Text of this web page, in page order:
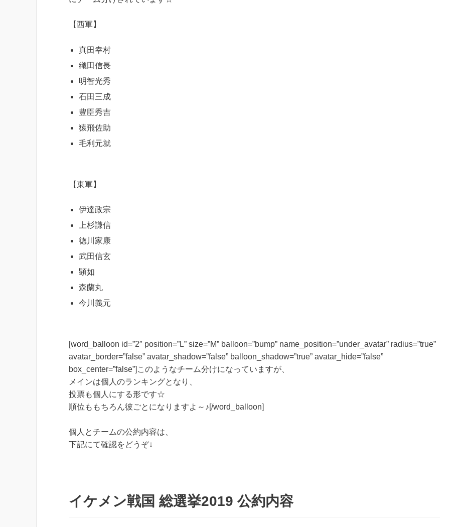
【西軍】
真田幸村
織田信長
明智光秀
石田三成
豊臣秀吉
猿飛佐助
毛利元就
【東軍】
伊達政宗
上杉謙信
徳川家康
武田信玄
顕如
森蘭丸
今川義元
[word_balloon id=”2″ position=”L” size=”M” balloon=”bump” name_position=”under_avatar” radius=”true”
avatar_border=”false” avatar_shadow=”false” balloon_shadow=”true” avatar_hide=”false”
box_center=”false”]このようなチーム分けになっていますが、
メインは個人のランキングとなり、
投票も個人にする形です☆
順位ももちろん彼ごとになりますよ～♪[/word_balloon]
個人とチームの公約内容は、
下記にて確認をどうぞ↓
イケメン戦国 総選挙2019 公約内容